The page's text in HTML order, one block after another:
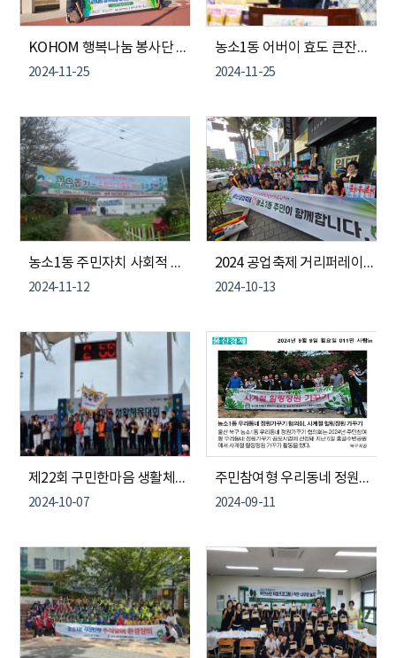
KOHOM 행복나눔 봉사단 사회공헌 활동
2024-11-25
농소1동 어버이 효도 큰잔치 행사 개최
2024-11-25
농소1동 주민자치 사회적 협동조합 무 뽑기 체험
2024-11-12
2024 공업축제 거리퍼레이드(2024. 10. 10.)
2024-10-13
제22회 구민한마음 생활체육대회(2024. 10. 6.)
2024-10-07
주민참여형 우리동네 정원가꾸기 사업 '사계절 힐링정원 가꾸기'
2024-09-11